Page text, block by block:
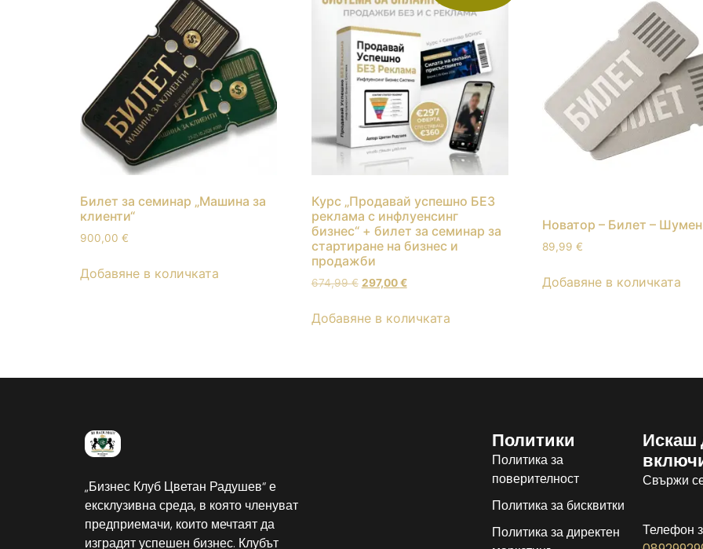
Билет за семинар „Машина за
клиенти“
900,00 €
Добавяне в количката
Курс „Продавай успешно БЕЗ
реклама с инфлуенсинг
бизнес“ + билет за семинар за
стартиране на бизнес и
продажби
674,99€ 297,00€
Добавяне в количката
Новатор – Билет – Шумен
89,99€
Добавяне в количката
„Бизнес Клуб Цветан Радушев“ е
ексклузивна среда, в която членуват
предприемачи, които мечтаят да
изградят успешен бизнес. Клубът
Политики
Политика за
поверителност
Политика за бисквитки
Политика за директен
Искаш
Свържи
Телефон